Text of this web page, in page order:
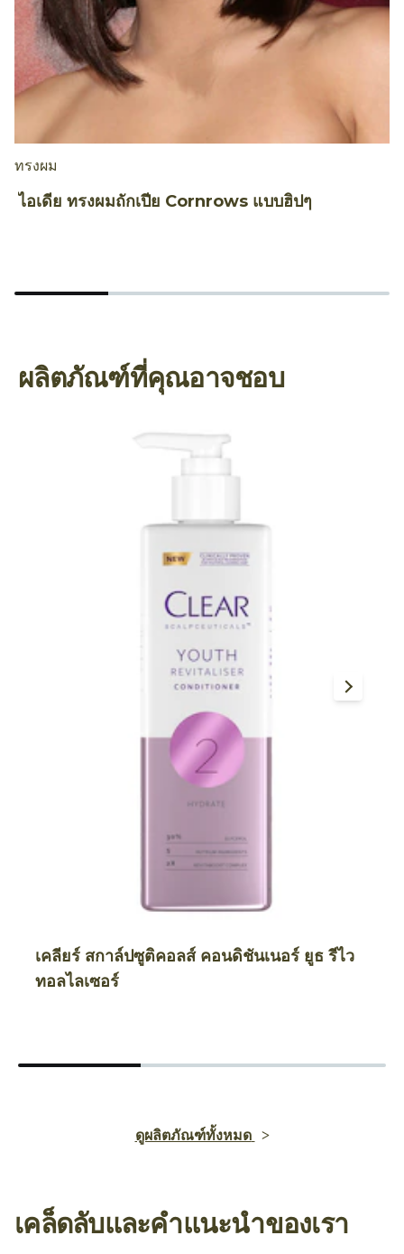
ทรงผม
ไอเดีย ทรงผมถักเปีย Cornrows แบบฮิปๆ
ผลิตภัณฑ์ที่คุณอาจชอบ
เคลียร์ สกาล์ปซูติคอลส์ คอนดิชันเนอร์ ยูธ รีไว
ทอลไลเซอร์
ดูผลิตภัณฑ์ทั้งหมด
เคล็ดลับและคำแนะนำของเรา